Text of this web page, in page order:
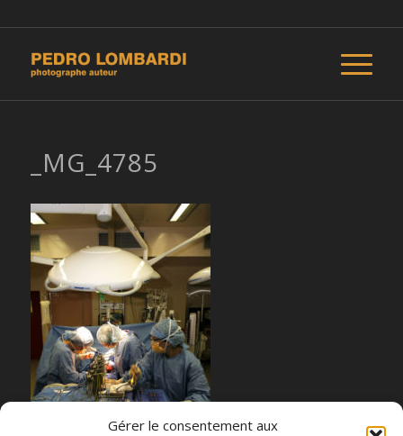
Gérer le consentement aux
_MG_4785